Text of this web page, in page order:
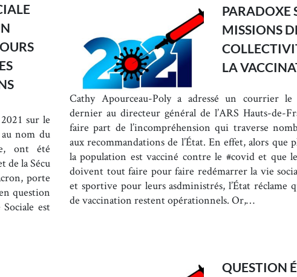
sur le
nom du
ont été
de la Sécu
porte
question
est
PARADOXE
MISSIONS
LA
Cathy Apourceau-Poly a adressé un courrier le
dernier au directeur général de l’ARS Hauts-de-
faire part de l’incompréhension qui traverse
aux recommandations de l’État. En effet, alors que
la population est vacciné contre le #covid et que
doivent tout faire pour faire redémarrer la vie
et sportive pour leurs asdministrés, l’État réclame
de vaccination restent opérationnels. Or,…
QUESTION